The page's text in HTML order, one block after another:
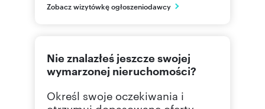
mazowieckie
(22) 4 Pokaż fax
Zobacz wizytówkę ogłoszeniodawcy
Nie znalazłeś jeszcze swojej
wymarzonej nieruchomości?
Określ swoje oczekiwania i